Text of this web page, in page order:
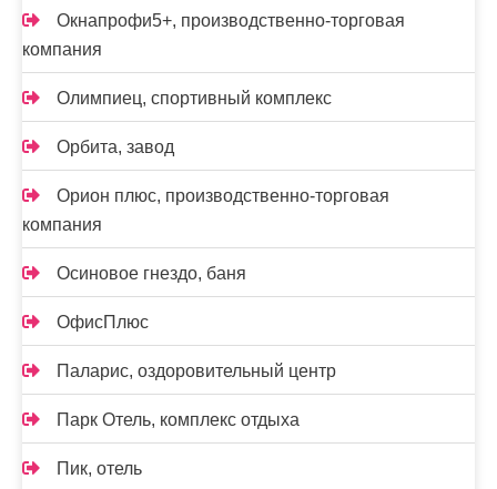
Окнапрофи5+, производственно-торговая
компания
Олимпиец, спортивный комплекс
Орбита, завод
Орион плюс, производственно-торговая
компания
Осиновое гнездо, баня
ОфисПлюс
Паларис, оздоровительный центр
Парк Отель, комплекс отдыха
Пик, отель